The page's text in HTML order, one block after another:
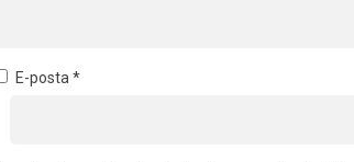
E-posta *